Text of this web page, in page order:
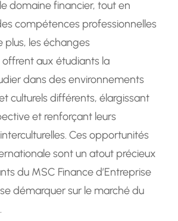
domaine financier, tout en
compétences professionnelles
plus, les échanges
aux étudiants la
dans des environnements
culturels différents, élargissant
et renforçant leurs
Ces opportunités
sont un atout précieux
du MSC Finance d’Entreprise
démarquer sur le marché du